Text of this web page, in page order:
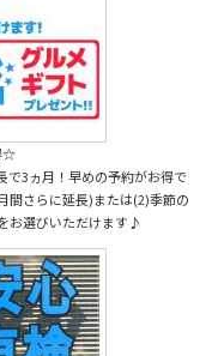
☆
3ヵ月！早めの予約がお得で
間さらに延長)または(2)季節の
お選びいただけます♪